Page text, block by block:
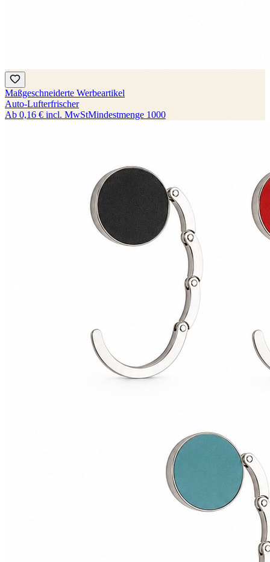
Maßgeschneiderte Werbeartikel
Auto-Lufterfrischer
Ab 0,16 € incl. MwStMindestmenge 1000